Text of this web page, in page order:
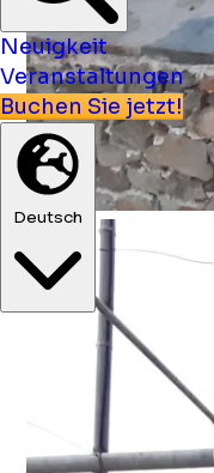
Neuigkeit
Veranstaltungen
Buchen Sie jetzt!
Deutsch